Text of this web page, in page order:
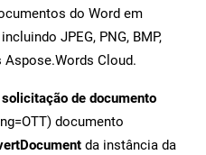
do Word em
JPEG, PNG, BMP,
Aspose.Words Cloud.
de documento
documento
da instância da